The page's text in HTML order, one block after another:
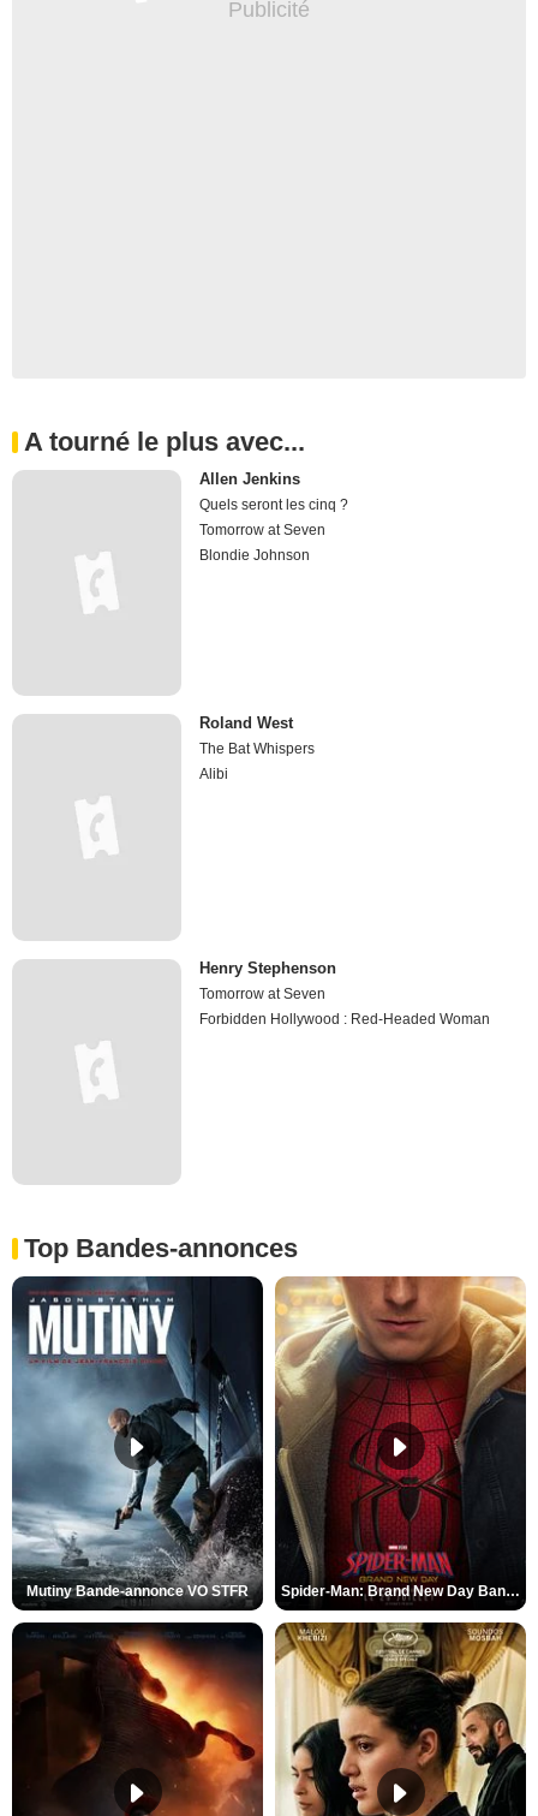
A tourné le plus avec...
Allen Jenkins
Quels seront les cinq ?
Tomorrow at Seven
Blondie Johnson
Roland West
The Bat Whispers
Alibi
Henry Stephenson
Tomorrow at Seven
Forbidden Hollywood : Red-Headed Woman
Top Bandes-annonces
Mutiny Bande-annonce VO STFR Spider-Man: Brand New Day Bande-annonce VO STFR